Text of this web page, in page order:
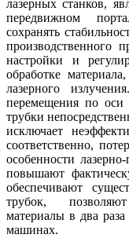
лазерных станков,
передвижном
сохранять
производственного
настройки и
обработке
лазерного
перемещения по оси
трубки
исключает
соответственно,
особенности
повышают
обеспечивают
трубок,
материалы в два
машинах.